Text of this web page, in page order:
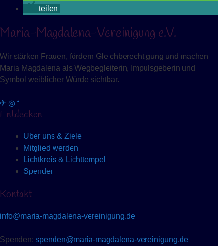
teilen
Maria-Magdalena-Vereinigung e.V.
Wir stärken Frauen, fördern Gleichberechtigung und machen
Maria Magdalena als Wegbegleiterin, Impulsgeberin und
Symbol weiblicher Würde sichtbar.
✈ ◎ f
Entdecken
Über uns & Ziele
Mitglied werden
Lichtkreis & Lichttempel
Spenden
Kontakt
info@maria-magdalena-vereinigung.de
Spenden: spenden@maria-magdalena-vereinigung.de